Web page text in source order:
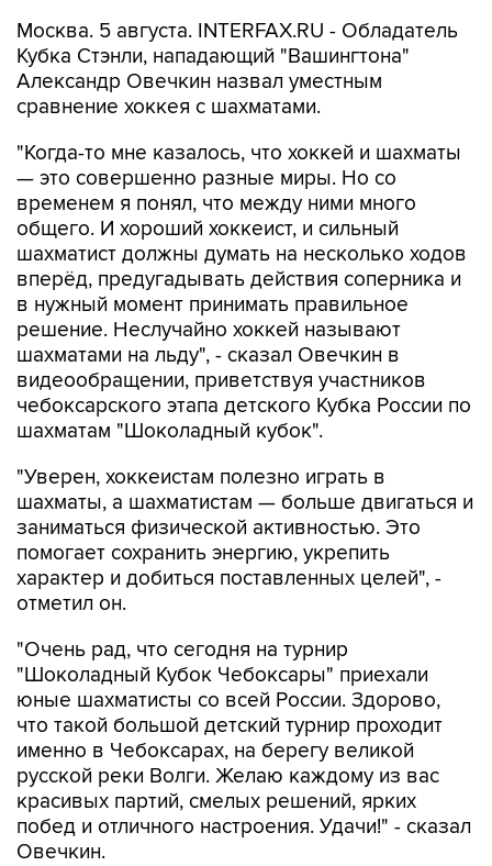
Москва. 5 августа. INTERFAX.RU - Обладатель
Кубка Стэнли, нападающий "Вашингтона"
Александр Овечкин назвал уместным
сравнение хоккея с шахматами.
"Когда-то мне казалось, что хоккей и шахматы
— это совершенно разные миры. Но со
временем я понял, что между ними много
общего. И хороший хоккеист, и сильный
шахматист должны думать на несколько ходов
вперёд, предугадывать действия соперника и
в нужный момент принимать правильное
решение. Неслучайно хоккей называют
шахматами на льду", - сказал Овечкин в
видеообращении, приветствуя участников
чебоксарского этапа детского Кубка России по
шахматам "Шоколадный кубок".
"Уверен, хоккеистам полезно играть в
шахматы, а шахматистам — больше двигаться и
заниматься физической активностью. Это
помогает сохранить энергию, укрепить
характер и добиться поставленных целей", -
отметил он.
"Очень рад, что сегодня на турнир
"Шоколадный Кубок Чебоксары" приехали
юные шахматисты со всей России. Здорово,
что такой большой детский турнир проходит
именно в Чебоксарах, на берегу великой
русской реки Волги. Желаю каждому из вас
красивых партий, смелых решений, ярких
побед и отличного настроения. Удачи!" - сказал
Овечкин.